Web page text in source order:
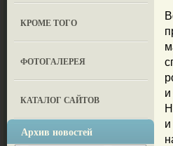
КРОМЕ ТОГО
ФОТОГАЛЕРЕЯ
КАТАЛОГ САЙТОВ
Архив новостей